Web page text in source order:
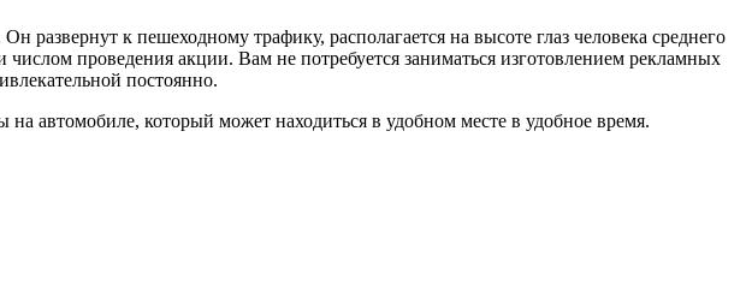
к пешеходному трафику, располагается на высоте глаз человека среднего
проведения акции. Вам не потребуется заниматься изготовлением рекламных
постоянно.
автомобиле, который может находиться в удобном месте в удобное время.